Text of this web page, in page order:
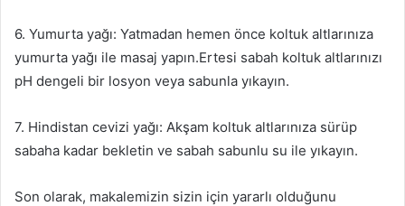
6. Yumurta yağı: Yatmadan hemen önce koltuk altlarınıza
yumurta yağı ile masaj yapın.Ertesi sabah koltuk altlarınızı
pH dengeli bir losyon veya sabunla yıkayın.
7. Hindistan cevizi yağı: Akşam koltuk altlarınıza sürüp
sabaha kadar bekletin ve sabah sabunlu su ile yıkayın.
Son olarak, makalemizin sizin için yararlı olduğunu